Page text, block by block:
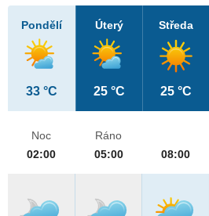
Pondělí
33 °C
Úterý
25 °C
Středa
25 °C
Noc
02:00
Ráno
05:00
08:00